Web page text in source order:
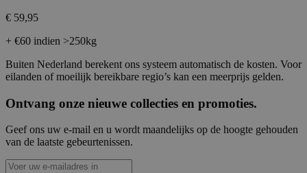
€ 59,95
+ €60 indien >250kg
Buiten Nederland berekent ons systeem automatisch de kosten. Voor
eilanden of moeilijk bereikbare regio’s kan een meerprijs gelden.
Ontvang onze nieuwe collecties en promoties.
Geef ons uw e-mail en u wordt maandelijks op de hoogte gehouden
van de laatste gebeurtenissen.